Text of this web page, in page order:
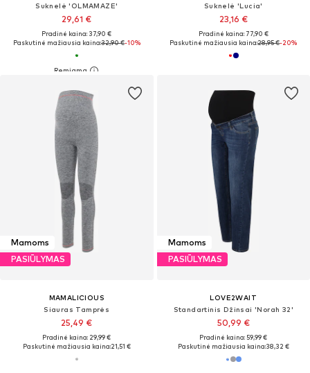
Suknelė 'OLMAMAZE'
29,61 €
Pradinė kaina: 37,90 €
Paskutinė mažiausia kaina:32,90 €-10%
Suknelė 'Lucia'
23,16 €
Pradinė kaina: 77,90 €
Paskutinė mažiausia kaina:28,95 €-20%
Mamoms
PASIŪLYMAS
MAMALICIOUS
Siauras Tamprės
25,49 €
Pradinė kaina: 29,99 €
Paskutinė mažiausia kaina:21,51 €
Mamoms
PASIŪLYMAS
LOVE2WAIT
Standartinis Džinsai 'Norah 32'
50,99 €
Pradinė kaina: 59,99 €
Paskutinė mažiausia kaina:38,32 €